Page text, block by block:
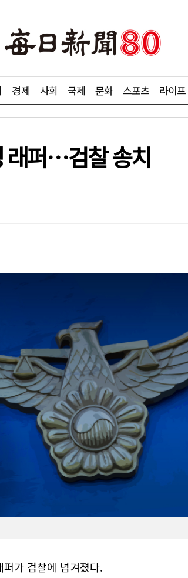
경제 사회 국제 문화 스포츠 라이프
래퍼…검찰 송치
가 검찰에 넘겨졌다.